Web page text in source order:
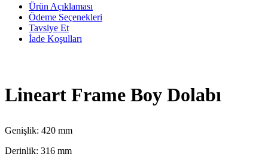
Ürün Açıklaması
Ödeme Seçenekleri
Tavsiye Et
İade Koşulları
Lineart Frame Boy Dolabı
Genişlik: 420 mm
Derinlik: 316 mm